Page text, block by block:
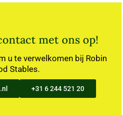
met ons op!
u te verwelkomen bij Robin
Stables.
+31 6 244 521 20